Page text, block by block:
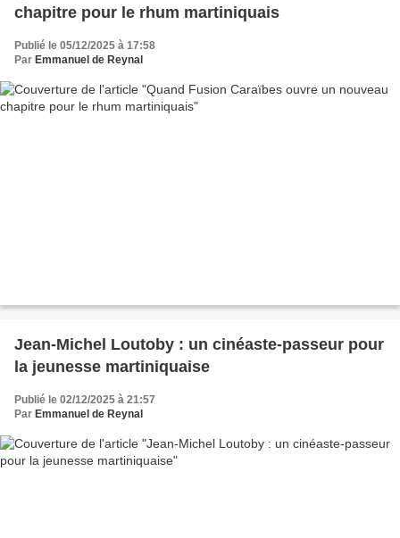
chapitre pour le rhum martiniquais
Publié le 05/12/2025 à 17:58
Par Emmanuel de Reynal
Jean‑Michel Loutoby : un cinéaste‑passeur pour
la jeunesse martiniquaise
Publié le 02/12/2025 à 21:57
Par Emmanuel de Reynal